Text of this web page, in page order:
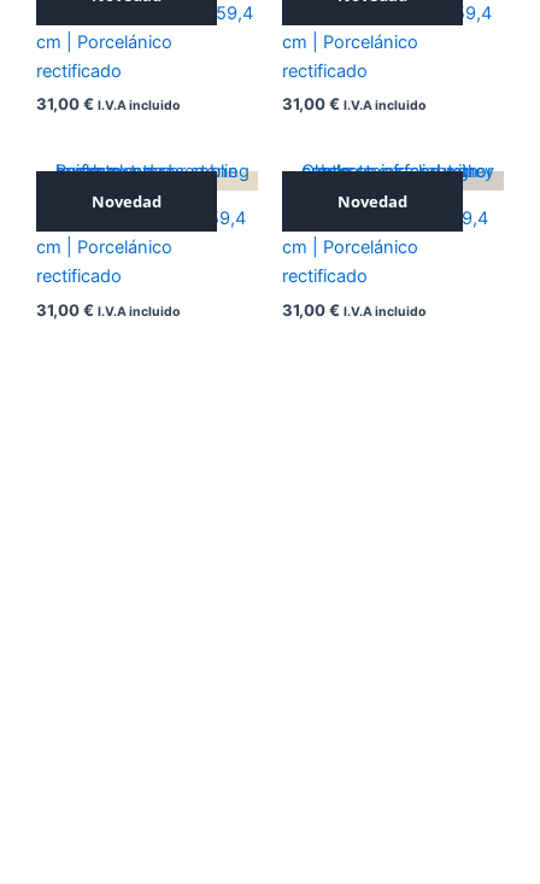
ICONIC SILVER 59,4×59,4
cm | Porcelánico
rectificado
31,00€ I.V.A incluido
ICONIC NOCE 59,4×59,4
cm | Porcelánico
rectificado
31,00€ I.V.A incluido
Novedad
ICONIC BEIGE 59,4×59,4
cm | Porcelánico
rectificado
31,00€ I.V.A incluido
Novedad
ICONIC GREY 59,4×59,4
cm | Porcelánico
rectificado
31,00€ I.V.A incluido